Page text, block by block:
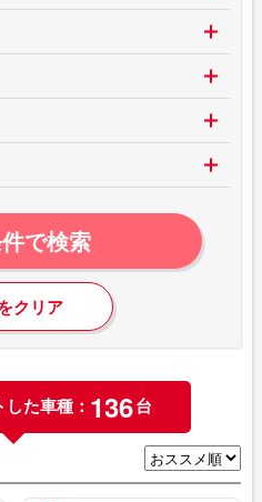
で検索
クリア
た車種： 136台